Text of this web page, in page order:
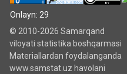
Onlayn: 29
© 2010-2026 Samarqand
viloyati statistika boshqarmasi
Materiallardan foydalanganda
www.samstat.uz havolani